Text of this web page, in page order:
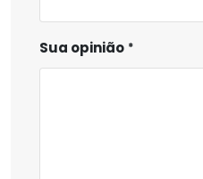
Sua opinião